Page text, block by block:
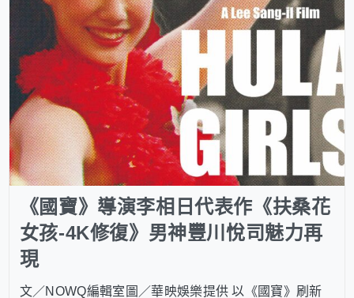
《國寶》導演李相日代表作《扶桑花
女孩-4K修復》男神豐川悅司魅力再
現
文／NOWQ編輯室圖／華映娛樂提供 以《國寶》刷新